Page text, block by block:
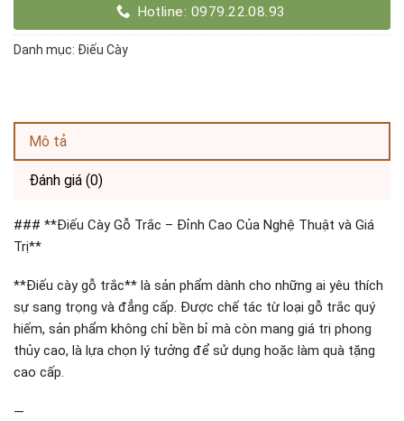
Hotline: 0979.22.08.93
Danh mục: Điếu Cày
Mô tả
Đánh giá (0)
### **Điếu Cày Gỗ Trắc – Đỉnh Cao Của Nghệ Thuật và Giá
Trị**
**Điếu cày gỗ trắc** là sản phẩm dành cho những ai yêu thích
sự sang trọng và đẳng cấp. Được chế tác từ loại gỗ trắc quý
hiếm, sản phẩm không chỉ bền bỉ mà còn mang giá trị phong
thủy cao, là lựa chọn lý tưởng để sử dụng hoặc làm quà tặng
cao cấp.
—